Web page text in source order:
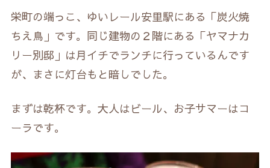
栄町の端っこ、ゆいレール安里駅にある「炭火焼
ちえ鳥」です。同じ建物の２階にある「ヤマナカ
リー別邸」は月イチでランチに行っているんです
が、まさに灯台もと暗しでした。
まずは乾杯です。大人はビール、お子サマーはコ
ーラです。